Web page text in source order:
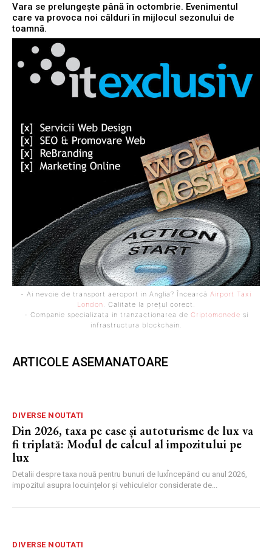
Vara se prelungește până în octombrie. Evenimentul
care va provoca noi călduri în mijlocul sezonului de
toamnă.
- Ai nevoie de transport aeroport in Anglia? Încearcă Airport Taxi
London . Calitate la prețul corect.
- Companie specializata in tranzactionarea de Criptomonede si
infrastructura blockchain.
ARTICOLE ASEMANATOARE
DIVERSE NOUTATI
Din 2026, taxa pe case și autoturisme de lux va
fi triplată: Modul de calcul al impozitului pe
lux
Detalii despre taxa nouă pentru bunuri de luxÎncepând cu anul 2026,
impozitul asupra locuințelor și vehiculelor considerate de...
DIVERSE NOUTATI